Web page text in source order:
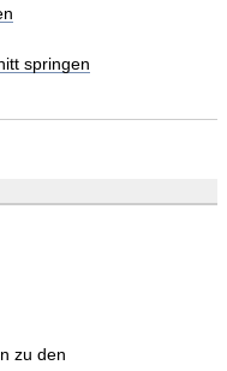
springen
zu den